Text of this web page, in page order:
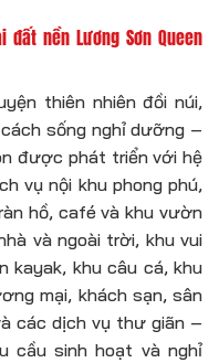
nền Lương Sơn Queen
thiên nhiên đồi núi,
sống nghỉ dưỡng –
được phát triển với hệ
vụ nội khu phong phú,
hồ, café và khu vườn
và ngoài trời, khu vui
kayak, khu câu cá, khu
mại, khách sạn, sân
các dịch vụ thư giãn –
cầu sinh hoạt và nghỉ